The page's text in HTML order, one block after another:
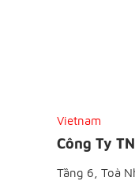
Vietnam
Công Ty
Tầng 6, Toà